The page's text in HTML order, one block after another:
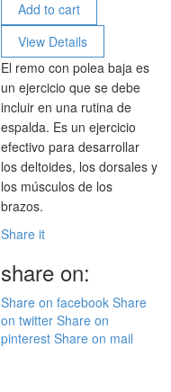
Add to cart
View Details
El remo con polea baja es
un ejercicio que se debe
incluir en una rutina de
espalda. Es un ejercicio
efectivo para desarrollar
los deltoides, los dorsales y
los músculos de los
brazos.
Share it
share on:
Share on facebook Share
on twitter Share on
pinterest Share on mail